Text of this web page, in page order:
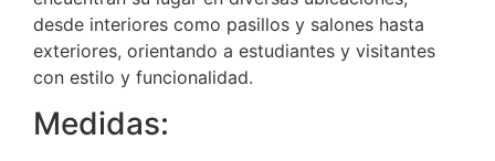
desde interiores como pasillos y salones hasta
exteriores, orientando a estudiantes y visitantes
con estilo y funcionalidad.
Medidas: